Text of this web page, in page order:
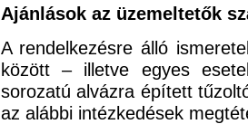
Ajánlások az üzemeltetők
A rendelkezésre álló
között – illetve egyes
sorozatú alvázra épített
az alábbi intézkedések